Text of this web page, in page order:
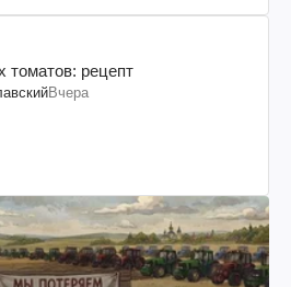
томатов: рецепт
Вчера